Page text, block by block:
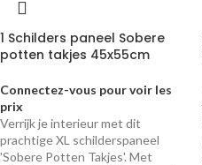
1 Schilders paneel Sobere
potten takjes 45x55cm
Connectez-vous pour voir les
prix
Verrijk je interieur met dit
prachtige XL schilderspaneel
'Sobere Potten Takjes'. Met